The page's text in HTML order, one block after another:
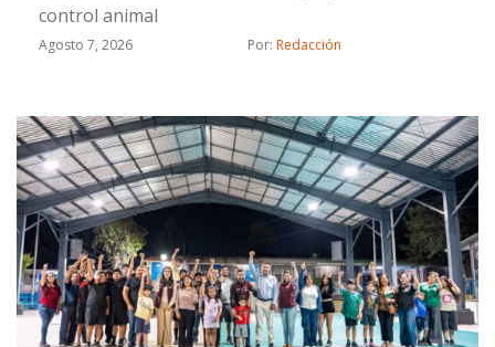
control animal
Agosto 7, 2026 Por: Redacción